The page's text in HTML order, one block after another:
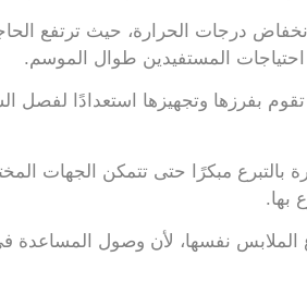
درجات الحرارة، حيث ترتفع
المستفيدين طوال الموسم.
بفرزها وتجهيزها استعدادًا لفصل
بالتبرع مبكرًا حتى تتمكن الجهات
بها.
الملابس نفسها، لأن وصول